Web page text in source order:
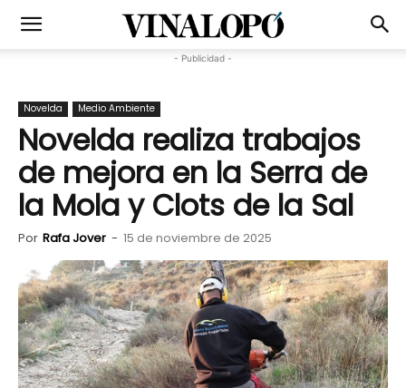
- Publicidad -
Novelda Medio Ambiente
Novelda realiza trabajos
de mejora en la Serra de
la Mola y Clots de la Sal
Por Rafa Jover - 15 de noviembre de 2025